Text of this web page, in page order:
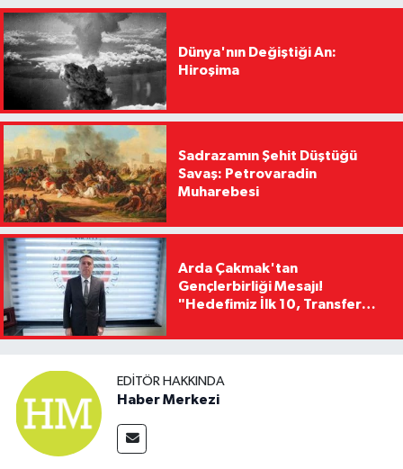
Dünya'nın Değiştiği An:
Hiroşima
Sadrazamın Şehit Düştüğü
Savaş: Petrovaradin
Muharebesi
Arda Çakmak'tan
Gençlerbirliği Mesajı!
"Hedefimiz İlk 10, Transfer
Kaldıracağız"
EDITÖR HAKKINDA
Haber Merkezi